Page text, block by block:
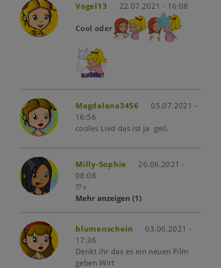
Vogel13 22.07.2021 - 16:08
Cool oder
Magdalena3456
05.07.2021 -
16:56
cooles Lied das ist ja geil.
Milly-Sophie
26.06.2021 -
08:08
??‍♀️
Mehr anzeigen (1)
blumenschein
03.06.2021 -
17:36
Denkt ihr das es ein neuen Film
geben Wirt